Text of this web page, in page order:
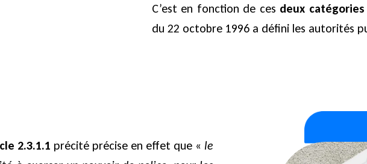
C’est en fonction de ces deux
du 22 octobre 1996 a défini les autorités
2.3.1.1 précité précise en effet que « le